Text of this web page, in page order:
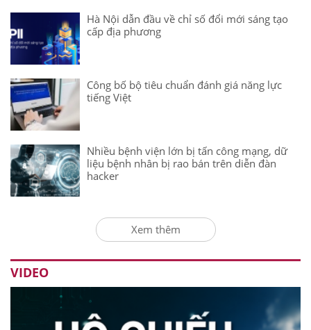
Hà Nội dẫn đầu về chỉ số đổi mới sáng tạo
cấp địa phương
Công bố bộ tiêu chuẩn đánh giá năng lực
tiếng Việt
Nhiều bệnh viện lớn bị tấn công mạng, dữ
liệu bệnh nhân bị rao bán trên diễn đàn
hacker
Xem thêm
VIDEO